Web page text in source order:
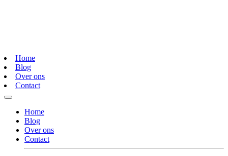
Home
Blog
Over ons
Contact
Home
Blog
Over ons
Contact